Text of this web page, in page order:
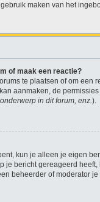
maken van het
of maak een reactie?
te plaatsen of om
aanmaken, de
in dit forum, enz.).
kun je alleen je eigen
je bericht gereageerd
beheerder of moderator